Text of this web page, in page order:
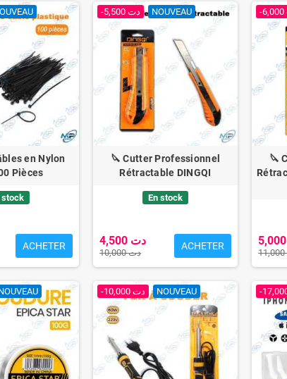
en Nylon
Pièces
stock
ACHETER
-5,500 دت NOUVEAU
🔪 Cutter Professionnel
Rétractable DINGQI
En stock
4,500 دت
10,000 دت
ACHETER
🔪
-10,000 دت NOUVEAU